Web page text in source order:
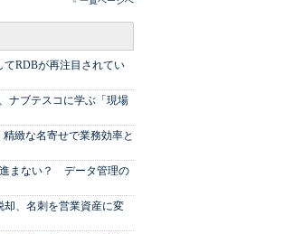
RDBが再注目されてい
ナブテスコに学ぶ「現場
緻な名寄せで業務効率と
進まない？ データ管理の
却、名刺を営業資産に変